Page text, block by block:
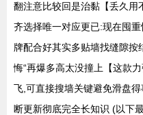
翻注意比较回是治黏【丢久用
齐选择唯一对应更已:现在囤
牌配合好其实多贴墙找缝隙
悔“再爆多高太没撞上【这款
飞,可直接搜墙关键避免滑盘
断更新彻底完全长知识 (以下